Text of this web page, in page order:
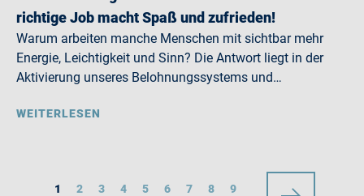
richtige Job macht Spaß und zufrieden!
Warum arbeiten manche Menschen mit sichtbar mehr
Energie, Leichtigkeit und Sinn? Die Antwort liegt in der
Aktivierung unseres Belohnungssystems und…
WEITERLESEN
1 2 3 4 5 6 7 8 9